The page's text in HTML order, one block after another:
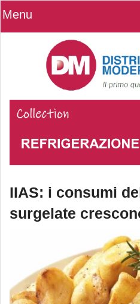
Menu
IIAS: i consumi
surgelate